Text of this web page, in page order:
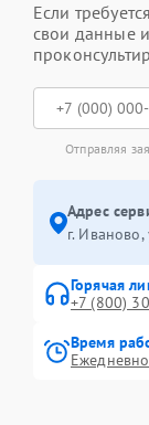
Если
свои данные
Отправляя
Адрес
г. Иваново,
Горячая
+7 (800)
Время